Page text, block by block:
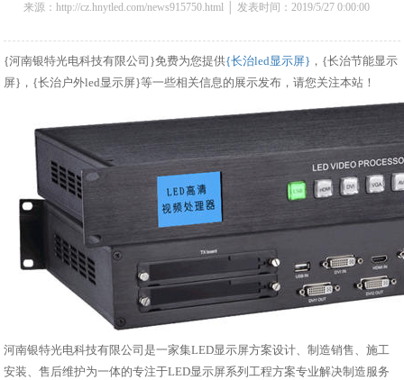
来源：http://cz.hnytled.com/news915750.html │ 发表时间：2019/5/27 0:00:00
{河南银特光电科技有限公司}免费为您提供{长治led显示屏} ，{长治节能显示
屏}，{长治户外led显示屏}等一些相关信息的展示发布，请您关注本站！
河南银特光电科技有限公司是一家集LED显示屏方案设计、制造销售、施工
安装、售后维护为一体的专注于LED显示屏系列工程方案专业解决制造服务